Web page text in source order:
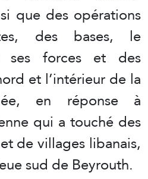
que des opérations
des bases, le
ses forces et des
et l’intérieur de la
en réponse à
qui a touché des
de villages libanais,
sud de Beyrouth.